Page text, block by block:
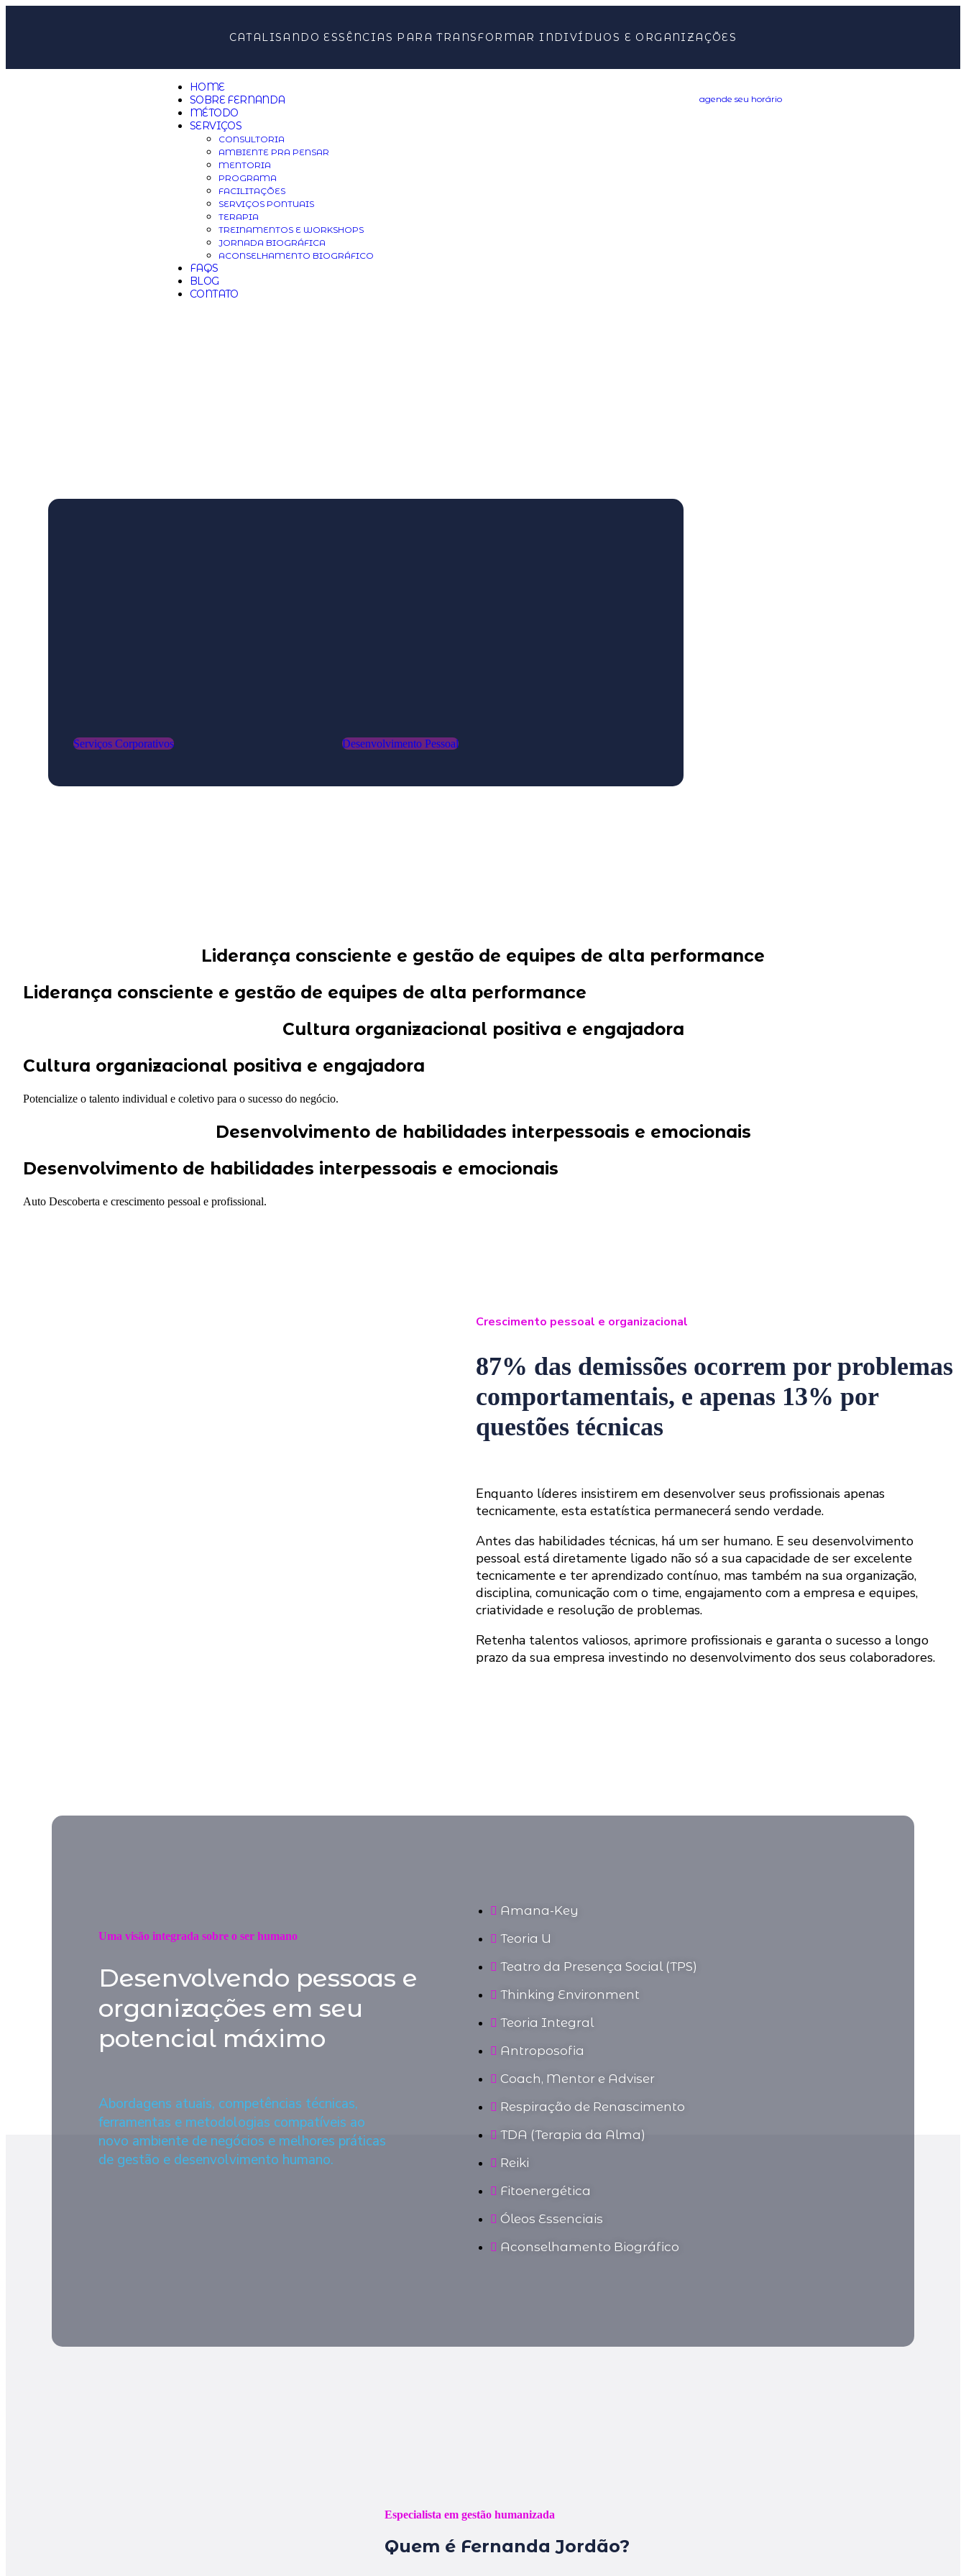
CATALISANDO ESSÊNCIAS PARA TRANSFORMAR INDIVÍDUOS E ORGANIZAÇÕES
HOME
SOBRE FERNANDA
MÉTODO
SERVIÇOS
CONSULTORIA
AMBIENTE PRA PENSAR
MENTORIA
PROGRAMA
FACILITAÇÕES
SERVIÇOS PONTUAIS
TERAPIA
TREINAMENTOS E WORKSHOPS
JORNADA BIOGRÁFICA
ACONSELHAMENTO BIOGRÁFICO
FAQS
BLOG
CONTATO
agende seu horário
Serviços Corporativos Desenvolvimento Pessoal
Liderança consciente e gestão de equipes de alta performance
Liderança consciente e gestão de equipes de alta performance
Cultura organizacional positiva e engajadora
Cultura organizacional positiva e engajadora
Potencialize o talento individual e coletivo para o sucesso do negócio.
Desenvolvimento de habilidades interpessoais e emocionais
Desenvolvimento de habilidades interpessoais e emocionais
Auto Descoberta e crescimento pessoal e profissional.
Crescimento pessoal e organizacional
87% das demissões ocorrem por problemas
comportamentais, e apenas 13% por
questões técnicas
Enquanto líderes insistirem em desenvolver seus profissionais apenas
tecnicamente, esta estatística permanecerá sendo verdade.
Antes das habilidades técnicas, há um ser humano. E seu desenvolvimento
pessoal está diretamente ligado não só a sua capacidade de ser excelente
tecnicamente e ter aprendizado contínuo, mas também na sua organização,
disciplina, comunicação com o time, engajamento com a empresa e equipes,
criatividade e resolução de problemas.
Retenha talentos valiosos, aprimore profissionais e garanta o sucesso a longo
prazo da sua empresa investindo no desenvolvimento dos seus colaboradores.
Uma visão integrada sobre o ser humano
Desenvolvendo pessoas e
organizações em seu
potencial máximo
Abordagens atuais, competências técnicas,
ferramentas e metodologias compatíveis ao
novo ambiente de negócios e melhores práticas
de gestão e desenvolvimento humano.
Amana-Key
Teoria U
Teatro da Presença Social (TPS)
Thinking Environment
Teoria Integral
Antroposofia
Coach, Mentor e Adviser
Respiração de Renascimento
TDA (Terapia da Alma)
Reiki
Fitoenergética
Óleos Essenciais
Aconselhamento Biográfico
Especialista em gestão humanizada
Quem é Fernanda Jordão?